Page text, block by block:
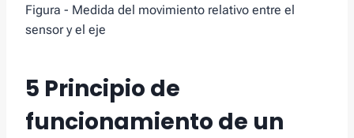
Figura - Medida del movimiento relativo entre el
sensor y el eje
5 Principio de
funcionamiento de un